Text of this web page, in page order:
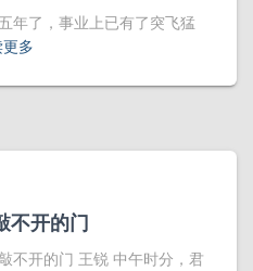
了，事业上已有了突飞猛
更多
不开的门
开的门 王锐 中午时分，君